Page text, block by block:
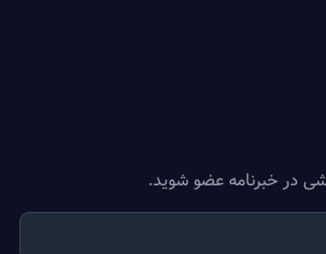
در خبرنامه عضو شوید.